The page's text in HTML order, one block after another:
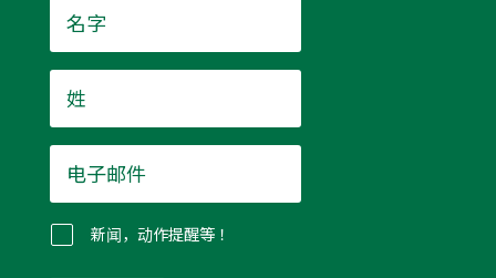
字
*
*
子
邮
件
新闻，动作提醒等！